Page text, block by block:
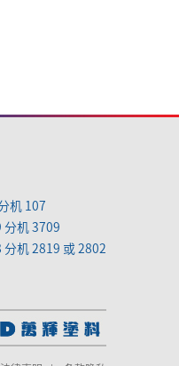
机 107
分机 3709
机 2819 或 2802